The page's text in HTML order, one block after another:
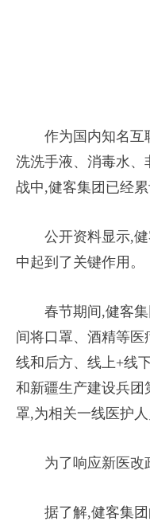
作为国内知名互
洗洗手液、消毒水
战中,健客集团已经
公开资料显示,
中起到了关键作用。
春节期间,健客
间将口罩、酒精等
线和后方、线上+线
和新疆生产建设兵团
罩,为相关一线医护
为了响应新医改
据了解,健客集